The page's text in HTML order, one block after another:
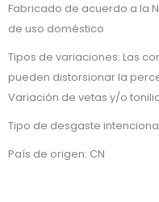
Fabricado de acuerdo a la
de uso doméstico
Tipos de variaciones: Las
pueden distorsionar la
Variación de vetas y/o
Tipo de desgaste
País de origen: CN